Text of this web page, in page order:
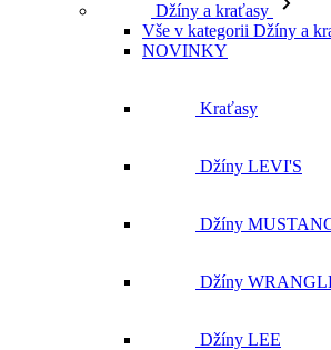
Džíny a kraťasy
Vše v kategorii Džíny a
NOVINKY
Kraťasy
Džíny LEVI'S
Džíny
Džíny
Džíny LEE